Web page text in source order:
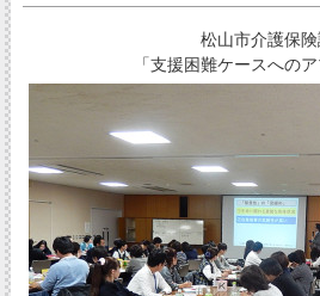
松山市介護保険
「支援困難ケースへのア